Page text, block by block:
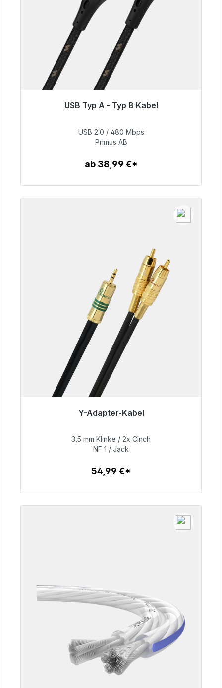
USB Typ A - Typ B Kabel
76,99 €
USB 2.0 / 480 Mbps
Primus AB
ab 38,99 €*
Y-Adapter-Kabel
54,99 €
3,5 mm Klinke / 2x Cinch
NF 1 / Jack
54,99 €*